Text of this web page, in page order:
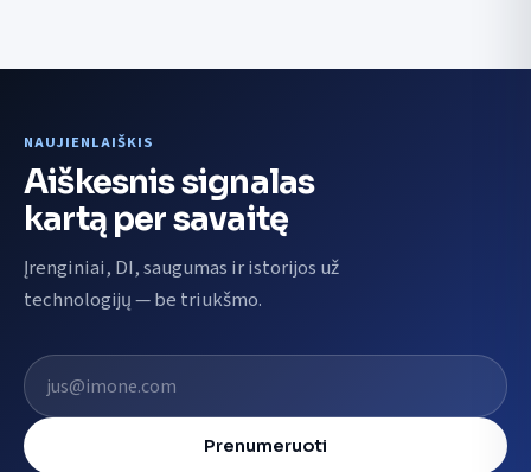
NAUJIENLAIŠKIS
Aiškesnis signalas
kartą per savaitę
Įrenginiai, DI, saugumas ir istorijos už
technologijų — be triukšmo.
El. pašto adresas
Prenumeruoti